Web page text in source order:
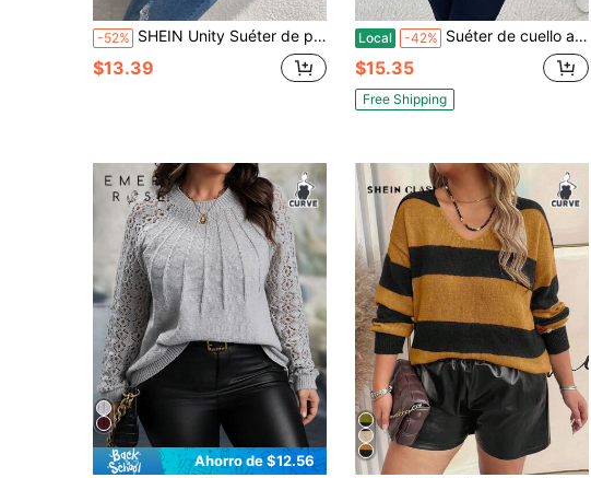
-52% SHEIN Unity Suéter de punto holgado de manga larga y unicolor con diseño calado para mujer talla grande, para otoño e invierno
$13.39
Local -42% Suéter de cuello alto sólido de ajuste ceñido con textura, informal y de talla grande
$15.35
Free Shipping
Ahorro de $12.56